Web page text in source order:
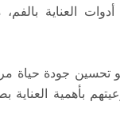
أدوات العناية
تحسين جودة
بأهمية العناية